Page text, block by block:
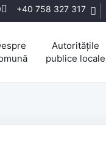
+40 758 327 317
Autoritățile
publice locale